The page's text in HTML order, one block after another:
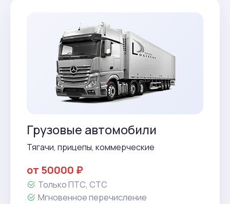
Грузовые автомобили
Тягачи, прицепы, коммерческие
от 50000 ₽
Только ПТС, СТС
Мгновенное перечисление